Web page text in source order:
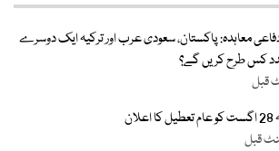
معاہدہ: پاکستان، سعودی عرب اور ترکیہ ایک دوسرے
کس طرح کریں گے؟